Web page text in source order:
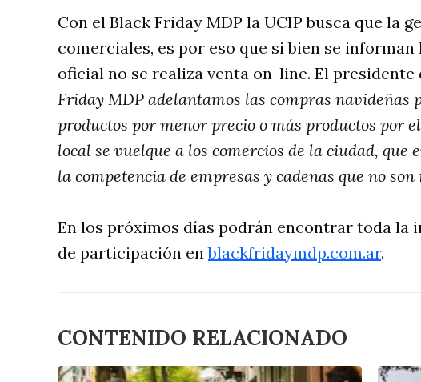
Con el Black Friday MDP la UCIP busca que la
comerciales, es por eso que si bien se
oficial no se realiza venta on-line. El presidente
Friday MDP adelantamos las compras
productos por menor precio o más productos por
local se vuelque a los comercios de la ciudad, que
la competencia de empresas y cadenas que no
En los próximos días podrán encontrar toda la
de participación enblackfridaymdp.com.ar.
CONTENIDO RELACIONADO